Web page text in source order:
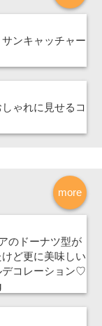
ンキャッチャー
ゃれに見せるコ
more
のドーナツ型が
ど更に美味しい
デコレーション♡